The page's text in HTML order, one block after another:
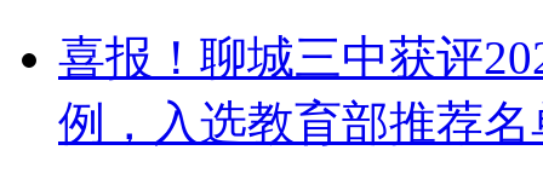
喜报！聊城三中获评
例，入选教育部推荐名